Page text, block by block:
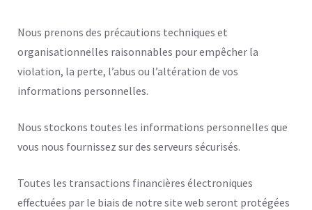
Nous prenons des précautions techniques et
organisationnelles raisonnables pour empêcher la
violation, la perte, l’abus ou l’altération de vos
informations personnelles.
Nous stockons toutes les informations personnelles que
vous nous fournissez sur des serveurs sécurisés.
Toutes les transactions financières électroniques
effectuées par le biais de notre site web seront protégées